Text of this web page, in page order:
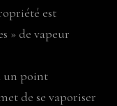
est
» de vapeur
un point
de se vaporiser